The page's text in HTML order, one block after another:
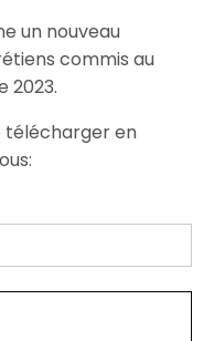
un nouveau
commis au
2023.
télécharger en